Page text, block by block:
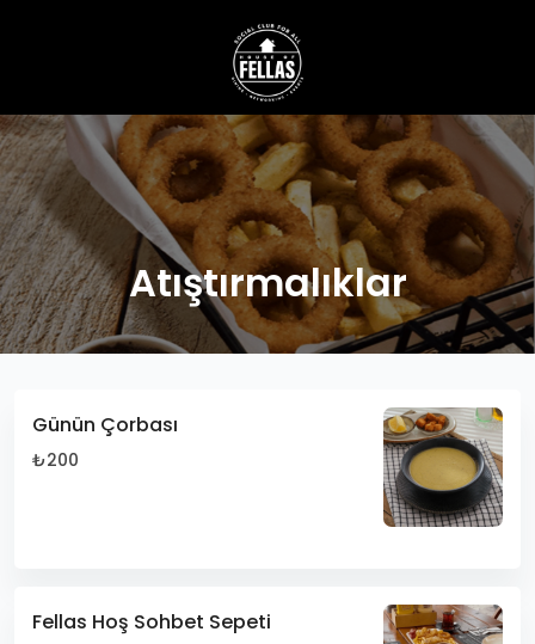
Atıştırmalıklar
Günün Çorbası
₺200
Fellas Hoş Sohbet Sepeti